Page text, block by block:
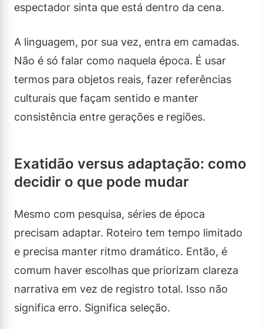
espectador sinta que está dentro da cena.
A linguagem, por sua vez, entra em camadas.
Não é só falar como naquela época. É usar
termos para objetos reais, fazer referências
culturais que façam sentido e manter
consistência entre gerações e regiões.
Exatidão versus adaptação: como
decidir o que pode mudar
Mesmo com pesquisa, séries de época
precisam adaptar. Roteiro tem tempo limitado
e precisa manter ritmo dramático. Então, é
comum haver escolhas que priorizam clareza
narrativa em vez de registro total. Isso não
significa erro. Significa seleção.